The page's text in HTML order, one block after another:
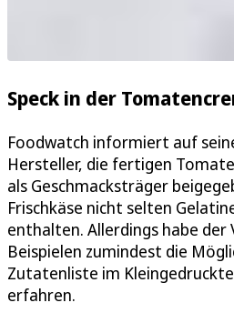
Speck in der
Foodwatch informiert auf
Hersteller, die fertigen
als Geschmacksträger
Frischkäse nicht selten
enthalten. Allerdings habe der
Beispielen zumindest die
Zutatenliste im
erfahren.